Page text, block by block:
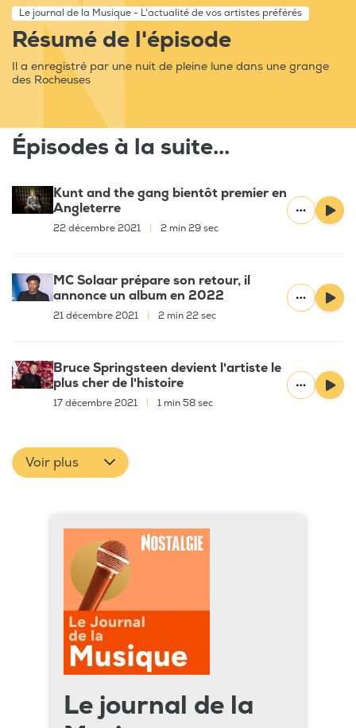
Le journal de la Musique - L'actualité de vos artistes préférés
Résumé de l'épisode
Il a enregistré par une nuit de pleine lune dans une grange
des Rocheuses
Épisodes à la suite...
Kunt and the gang bientôt premier en
Angleterre
22 décembre 2021 2 min 29 sec
MC Solaar prépare son retour, il
annonce un album en 2022
21 décembre 2021 2 min 22 sec
Bruce Springsteen devient l'artiste le
plus cher de l'histoire
17 décembre 2021 1 min 58 sec
Voir plus
Le journal de la